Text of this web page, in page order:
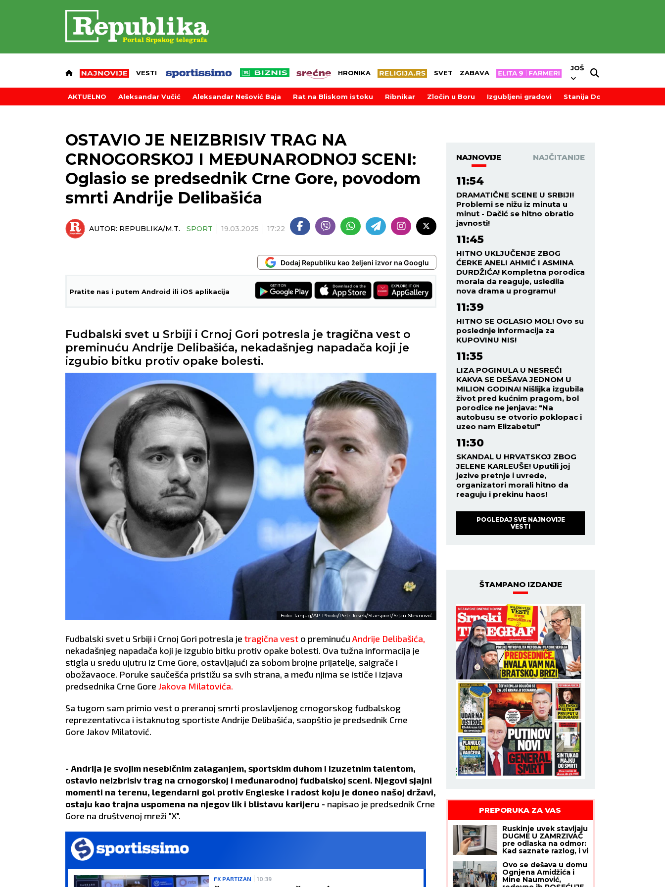
VESTI HRONIKA SVET ZABAVA
JOŠ
AKTUELNO Aleksandar Vučić Aleksandar Nešović Baja Rat na Bliskom istoku Ribnikar Zločin u Boru Izgubljeni gradovi Stanija Dobrojević
OSTAVIO JE NEIZBRISIV TRAG NA
CRNOGORSKOJ I MEĐUNARODNOJ SCENI:
Oglasio se predsednik Crne Gore, povodom
smrti Andrije Delibašića
AUTOR: REPUBLIKA/M.T. SPORT 19.03.2025 17:22
Dodaj Republiku kao željeni izvor na Googlu
Pratite nas i putem Android ili iOS aplikacija
Fudbalski svet u Srbiji i Crnoj Gori potresla je tragična vest o
preminuću Andrije Delibašića, nekadašnjeg napadača koji je
izgubio bitku protiv opake bolesti.
Foto: Tanjug/AP Photo/Petr Josek/Starsport/Sr]an Stevnović
Fudbalski svet u Srbiji i Crnoj Gori potresla je tragična vest o preminuću Andrije Delibašića,
nekadašnjeg napadača koji je izgubio bitku protiv opake bolesti. Ova tužna informacija je
stigla u sredu ujutru iz Crne Gore, ostavljajući za sobom brojne prijatelje, saigrače i
obožavaoce. Poruke saučešća pristižu sa svih strana, a među njima se ističe i izjava
predsednika Crne Gore Jakova Milatovića.
Sa tugom sam primio vest o preranoj smrti proslavljenog crnogorskog fudbalskog
reprezentativca i istaknutog sportiste Andrije Delibašića, saopštio je predsednik Crne
Gore Jakov Milatović.
- Andrija je svojim nesebičnim zalaganjem, sportskim duhom i izuzetnim talentom,
ostavio neizbrisiv trag na crnogorskoj i međunarodnoj fudbalskoj sceni. Njegovi sjajni
momenti na terenu, legendarni gol protiv Engleske i radost koju je doneo našoj državi,
ostaju kao trajna uspomena na njegov lik i blistavu karijeru - napisao je predsednik Crne
Gore na društvenoj mreži "X".
FK PARTIZAN 10:39
NAJNOVIJE NAJČITANIJE
11:54
DRAMATIČNE SCENE U SRBIJI!
Problemi se nižu iz minuta u
minut - Dačić se hitno obratio
javnosti!
11:45
HITNO UKLJUČENJE ZBOG
ĆERKE ANELI AHMIĆ I ASMINA
DURDŽIĆA! Kompletna porodica
morala da reaguje, usledila
nova drama u programu!
11:39
HITNO SE OGLASIO MOL! Ovo su
poslednje informacija za
KUPOVINU NIS!
11:35
LIZA POGINULA U NESREĆI
KAKVA SE DEŠAVA JEDNOM U
MILION GODINA! Nišlijka izgubila
život pred kućnim pragom, bol
porodice ne jenjava: "Na
autobusu se otvorio poklopac i
uzeo nam Elizabetu!"
11:30
SKANDAL U HRVATSKOJ ZBOG
JELENE KARLEUŠE! Uputili joj
jezive pretnje i uvrede,
organizatori morali hitno da
reaguju i prekinu haos!
POGLEDAJ SVE NAJNOVIJE
VESTI
ŠTAMPANO IZDANJE
PREPORUKA ZA VAS
Ruskinje uvek stavljaju
DUGME U ZAMRZIVAČ
pre odlaska na odmor:
Kad saznate razlog, i vi
ovaj trik
Ovo se dešava u domu
Ognjena Amidžića i
Mine Naumović,